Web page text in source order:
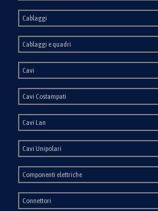
Cablaggi
Cablaggi e quadri
Cavi
Cavi Costampati
Cavi Lan
Cavi Unipolari
Componenti elettriche
Connettori